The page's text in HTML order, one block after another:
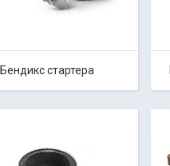
Бендикс стартера